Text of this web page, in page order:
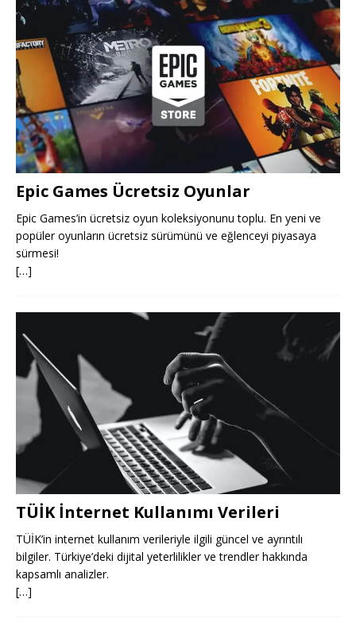
Epic Games Ücretsiz Oyunlar
Epic Games’in ücretsiz oyun koleksiyonunu toplu. En yeni ve
popüler oyunların ücretsiz sürümünü ve eğlenceyi piyasaya
sürmesi!
[…]
TÜİK İnternet Kullanımı Verileri
TÜİK’in internet kullanım verileriyle ilgili güncel ve ayrıntılı
bilgiler. Türkiye’deki dijital yeterlilikler ve trendler hakkında
kapsamlı analizler.
[…]